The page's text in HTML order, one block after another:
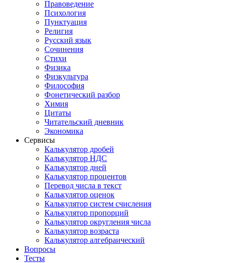
Правоведение
Психология
Пунктуация
Религия
Русский язык
Сочинения
Стихи
Физика
Физкультура
Философия
Фонетический разбор
Химия
Цитаты
Читательский дневник
Экономика
Сервисы
Калькулятор дробей
Калькулятор НДС
Калькулятор дней
Калькулятор процентов
Перевод числа в текст
Калькулятор оценок
Калькулятор систем счисления
Калькулятор пропорций
Калькулятор округления числа
Калькулятор возраста
Калькулятор алгебраический
Вопросы
Тесты